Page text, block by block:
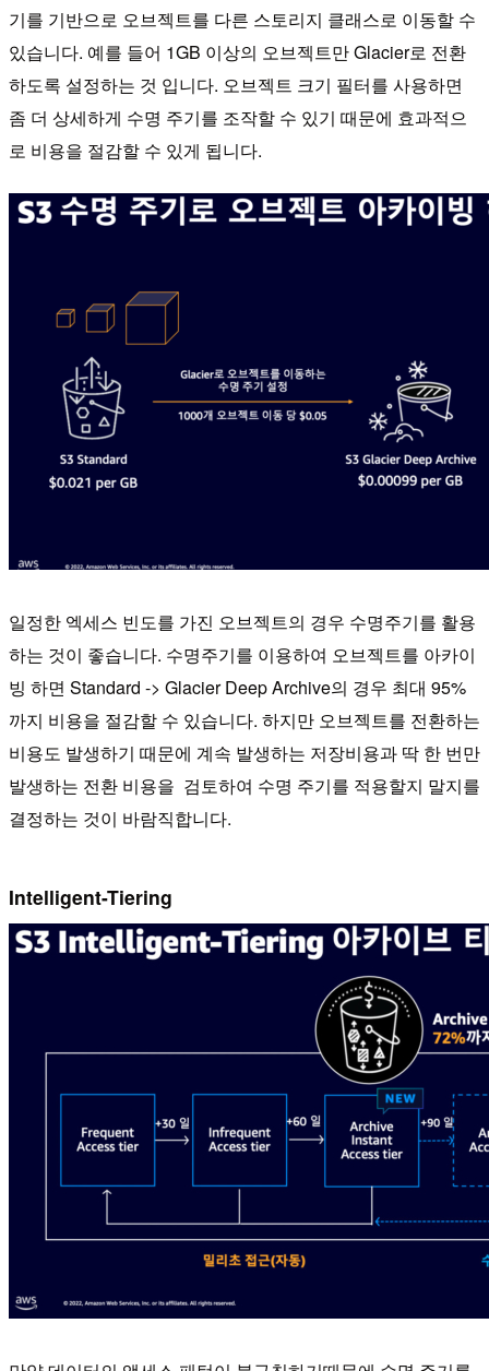
기를 기반으로 오브젝트를 다른 스토리지 클래스로 이동할 수
있습니다. 예를 들어 1GB 이상의 오브젝트만 Glacier로 전환
하도록 설정하는 것 입니다. 오브젝트 크기 필터를 사용하면
좀 더 상세하게 수명 주기를 조작할 수 있기 때문에 효과적으
로 비용을 절감할 수 있게 됩니다.
일정한 엑세스 빈도를 가진 오브젝트의 경우 수명주기를 활용
하는 것이 좋습니다. 수명주기를 이용하여 오브젝트를 아카이
빙 하면 Standard -> Glacier Deep Archive의 경우 최대 95%
까지 비용을 절감할 수 있습니다. 하지만 오브젝트를 전환하는
비용도 발생하기 때문에 계속 발생하는 저장비용과 딱 한 번만
발생하는 전환 비용을 검토하여 수명 주기를 적용할지 말지를
결정하는 것이 바람직합니다.
Intelligent-Tiering